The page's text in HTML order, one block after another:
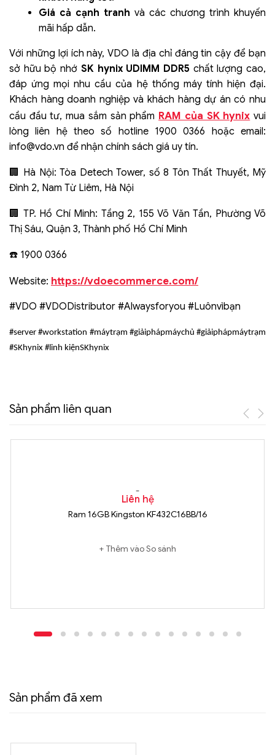
Giá cả cạnh tranh và các chương trình khuyến
mãi hấp dẫn.
Với những lợi ích này, VDO là địa chỉ đáng tin cậy để bạn
sở hữu bộ nhớ SK hynix UDIMM DDR5 chất lượng cao,
đáp ứng mọi nhu cầu của hệ thống máy tính hiện đại.
Khách hàng doanh nghiệp và khách hàng dự án có nhu
cầu đầu tư, mua sắm sản phẩm RAM của SK hynix vui
lòng liên hệ theo số hotline 1900 0366 hoặc email:
info@vdo.vn để nhận chính sách giá uy tín.
🏢
Hà Nội: Tòa Detech Tower, số 8 Tôn Thất Thuyết, Mỹ
Đình 2, Nam Từ Liêm, Hà Nội
🏢
TP. Hồ Chí Minh: Tầng 2, 155 Võ Văn Tần, Phường Võ
Thị Sáu, Quận 3, Thành phố Hồ Chí Minh
☎ ️ 1900 0366
Website: https://vdoecommerce.com/
#VDO #VDODistributor #Alwaysforyou #Luônvìbạn
#server #workstation #máytrạm #giảiphápmáychủ #giảiphápmáytrạm
#SKhynix #linh kiệnSKhynix
Sản phẩm liên quan
Liên hệ
Ram 16GB Kingston KF432C16BB/16
Thêm vào So sánh
Sản phẩm đã xem